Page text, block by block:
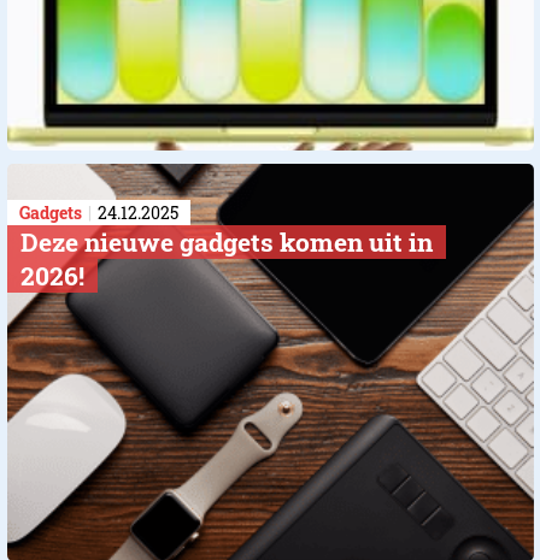
Gadgets 24.12.2025
Deze nieuwe gadgets komen uit in
2026!